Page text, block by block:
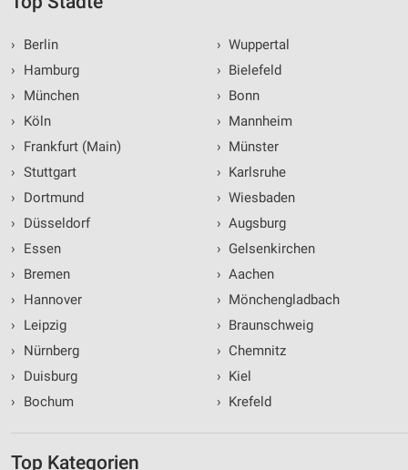
›
Berlin
›
Hamburg
›
München
›
Köln
›
Frankfurt (Main)
› Stuttgart
›
Dortmund
›
Düsseldorf
›
Essen
›
Bremen
›
Hannover
›
Leipzig
›
Nürnberg
›
Duisburg
›
Bochum
› Wuppertal
› Bielefeld
› Bonn
› Mannheim
› Münster
› Karlsruhe
› Wiesbaden
› Augsburg
› Gelsenkirchen
› Aachen
› Mönchengladbach
› Braunschweig
› Chemnitz
› Kiel
› Krefeld
Top Kategorien